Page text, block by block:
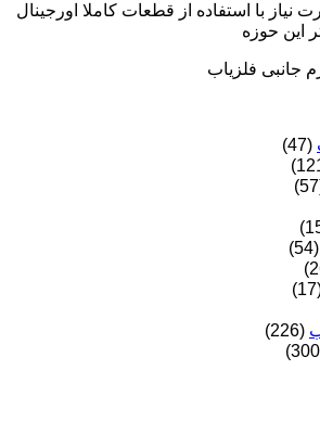
نیاز با استفاده از قطعات کاملا اورجینال
این حوزه
جانبی فلزیاب
(47)
(54)
(226)